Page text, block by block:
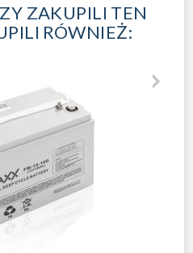
ZAKUPILI TEN
RÓWNIEŻ: